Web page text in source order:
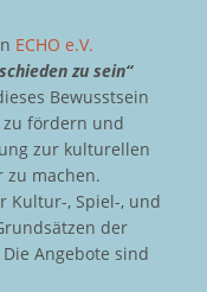
ECHO e.V.
zu sein“
Bewusstsein
zu fördern und
zur kulturellen
zu machen.
Kultur-, Spiel-, und
der
Angebote sind